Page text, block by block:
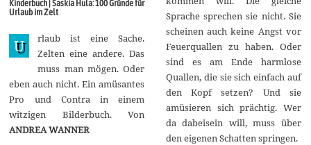
t
e
m
b
e
r
0
1
Kinderbuch | Saskia Hula: 100 Gründe für
Urlaub im Zelt
U
rlaub ist eine Sache.
Zelten eine andere. Das
muss man mögen. Oder
eben auch nicht. Ein amüsantes
Pro und Contra in einem
witzigen Bilderbuch. Von
ANDREA WANNER
Sprache sprechen sie nicht. Sie
scheinen auch keine Angst vor
Feuerquallen zu haben. Oder
sind es am Ende harmlose
Quallen, die sie sich einfach auf
den Kopf setzen? Und sie
amüsieren sich prächtig. Wer
da dabeisein will, muss über
den eigenen Schatten springen.